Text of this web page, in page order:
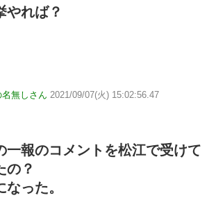
やれば？
無しさん 2021/09/07(火) 15:02:56.47
報のコメントを松江で受けて
の？
った。